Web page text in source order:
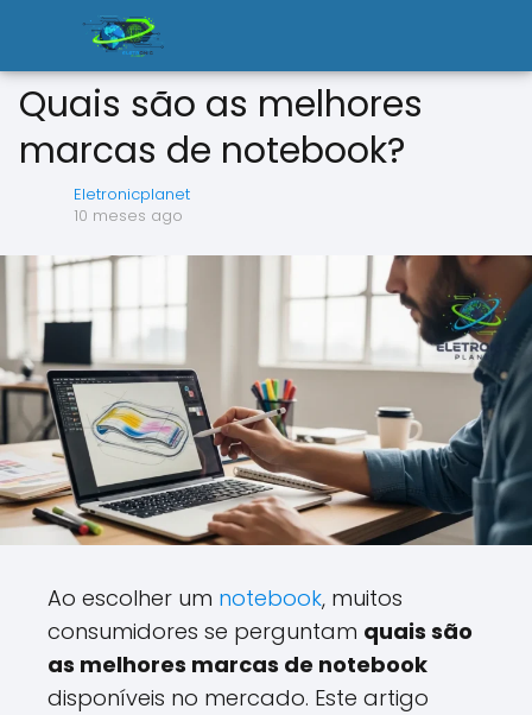
Quais são as melhores
marcas de notebook?
Eletronicplanet
10 meses ago
Ao escolher um notebook, muitos
consumidores se perguntam quais são
as melhores marcas de notebook
disponíveis no mercado. Este artigo